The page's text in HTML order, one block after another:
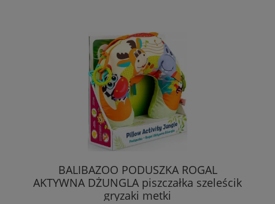
BALIBAZOO PODUSZKA ROGAL
AKTYWNA DŻUNGLA piszczałka szeleścik
gryzaki metki